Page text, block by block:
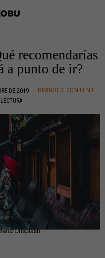
recomendarías
a punto de ir?
DE 2019
BRANDED CONTENT
Unsplash